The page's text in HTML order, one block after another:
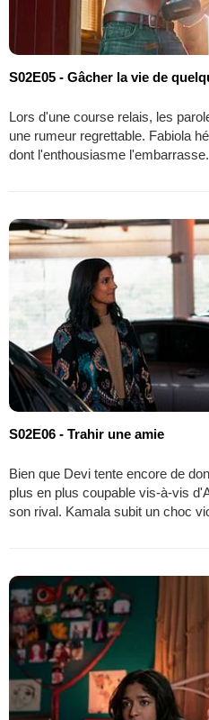
S02E05 - Gâcher la vie de
Lors d'une course relais, les
une rumeur regrettable. Fabiola
dont l'enthousiasme l'embarrasse.
S02E06 - Trahir une amie
Bien que Devi tente encore de
plus en plus coupable vis-à-vis
son rival. Kamala subit un choc